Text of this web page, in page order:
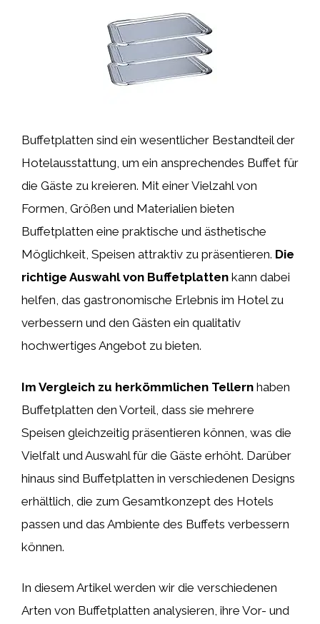
Buffetplatten sind ein wesentlicher Bestandteil der
Hotelausstattung, um ein ansprechendes Buffet für
die Gäste zu kreieren. Mit einer Vielzahl von
Formen, Größen und Materialien bieten
Buffetplatten eine praktische und ästhetische
Möglichkeit, Speisen attraktiv zu präsentieren. Die
richtige Auswahl von Buffetplatten kann dabei
helfen, das gastronomische Erlebnis im Hotel zu
verbessern und den Gästen ein qualitativ
hochwertiges Angebot zu bieten.
Im Vergleich zu herkömmlichen Tellern haben
Buffetplatten den Vorteil, dass sie mehrere
Speisen gleichzeitig präsentieren können, was die
Vielfalt und Auswahl für die Gäste erhöht. Darüber
hinaus sind Buffetplatten in verschiedenen Designs
erhältlich, die zum Gesamtkonzept des Hotels
passen und das Ambiente des Buffets verbessern
können.
In diesem Artikel werden wir die verschiedenen
Arten von Buffetplatten analysieren, ihre Vor- und